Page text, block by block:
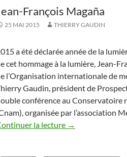
François Magaña
25 MAI 2015 THIERRY GAUDIN
a été déclarée année de la
cet hommage à la lumière, Jean-
l’Organisation internationale de
Gaudin, président de
conférence au Conservatoire
organisée par l’association
la lecture →